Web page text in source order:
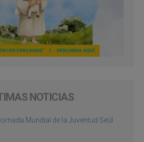
NOTICIAS
Mundial de la Juventud Seúl